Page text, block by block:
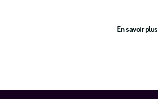
En savoir plus